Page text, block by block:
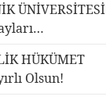
ÜNİVERSİTESİ
HÜKÜMET
Olsun!